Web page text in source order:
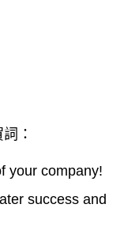
：
your company!
success and